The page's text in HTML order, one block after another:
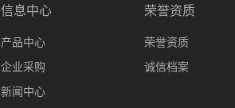
信息中心
产品中心
企业采购
新闻中心
荣誉资质
荣誉资质
诚信档案